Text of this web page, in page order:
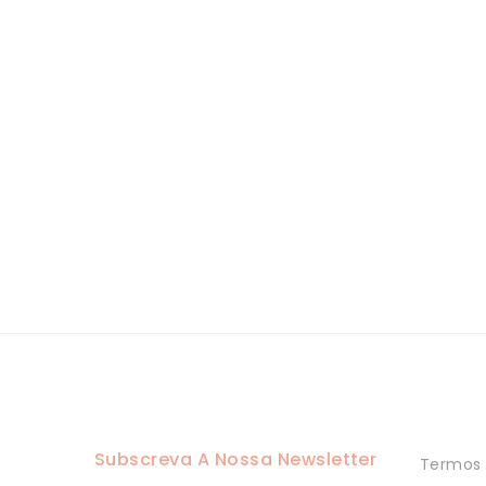
Subscreva A Nossa Newsletter Termos